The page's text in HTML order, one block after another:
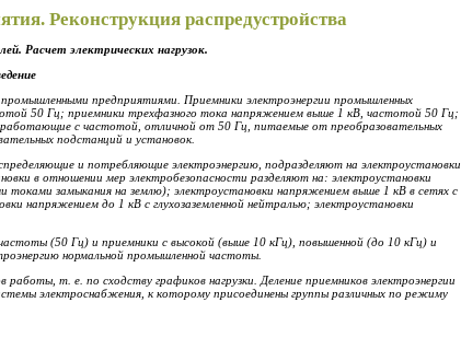
Реконструкция распредустройства
Расчет электрических нагрузок.
промышленными предприятиями. Приемники электроэнергии промышленных
50 Гц; приемники трехфазного тока напряжением выше 1 кВ, частотой 50 Гц;
с частотой, отличной от 50 Гц, питаемые от преобразовательных
подстанций и установок.
и потребляющие электроэнергию, подразделяют на электроустановки
в отношении мер электробезопасности разделяют на: электроустановки
токами замыкания на землю); электроустановки напряжением выше 1 кВ в сетях с
напряжением до 1 кВ с глухозаземленной нейтралью; электроустановки
(50 Гц) и приемники с высокой (выше 10 кГц), повышенной (до 10 кГц) и
нормальной промышленной частоты.
работы, т. е. по сходству графиков нагрузки. Деление приемников электроэнергии
электроснабжения, к которому присоединены группы различных по режиму